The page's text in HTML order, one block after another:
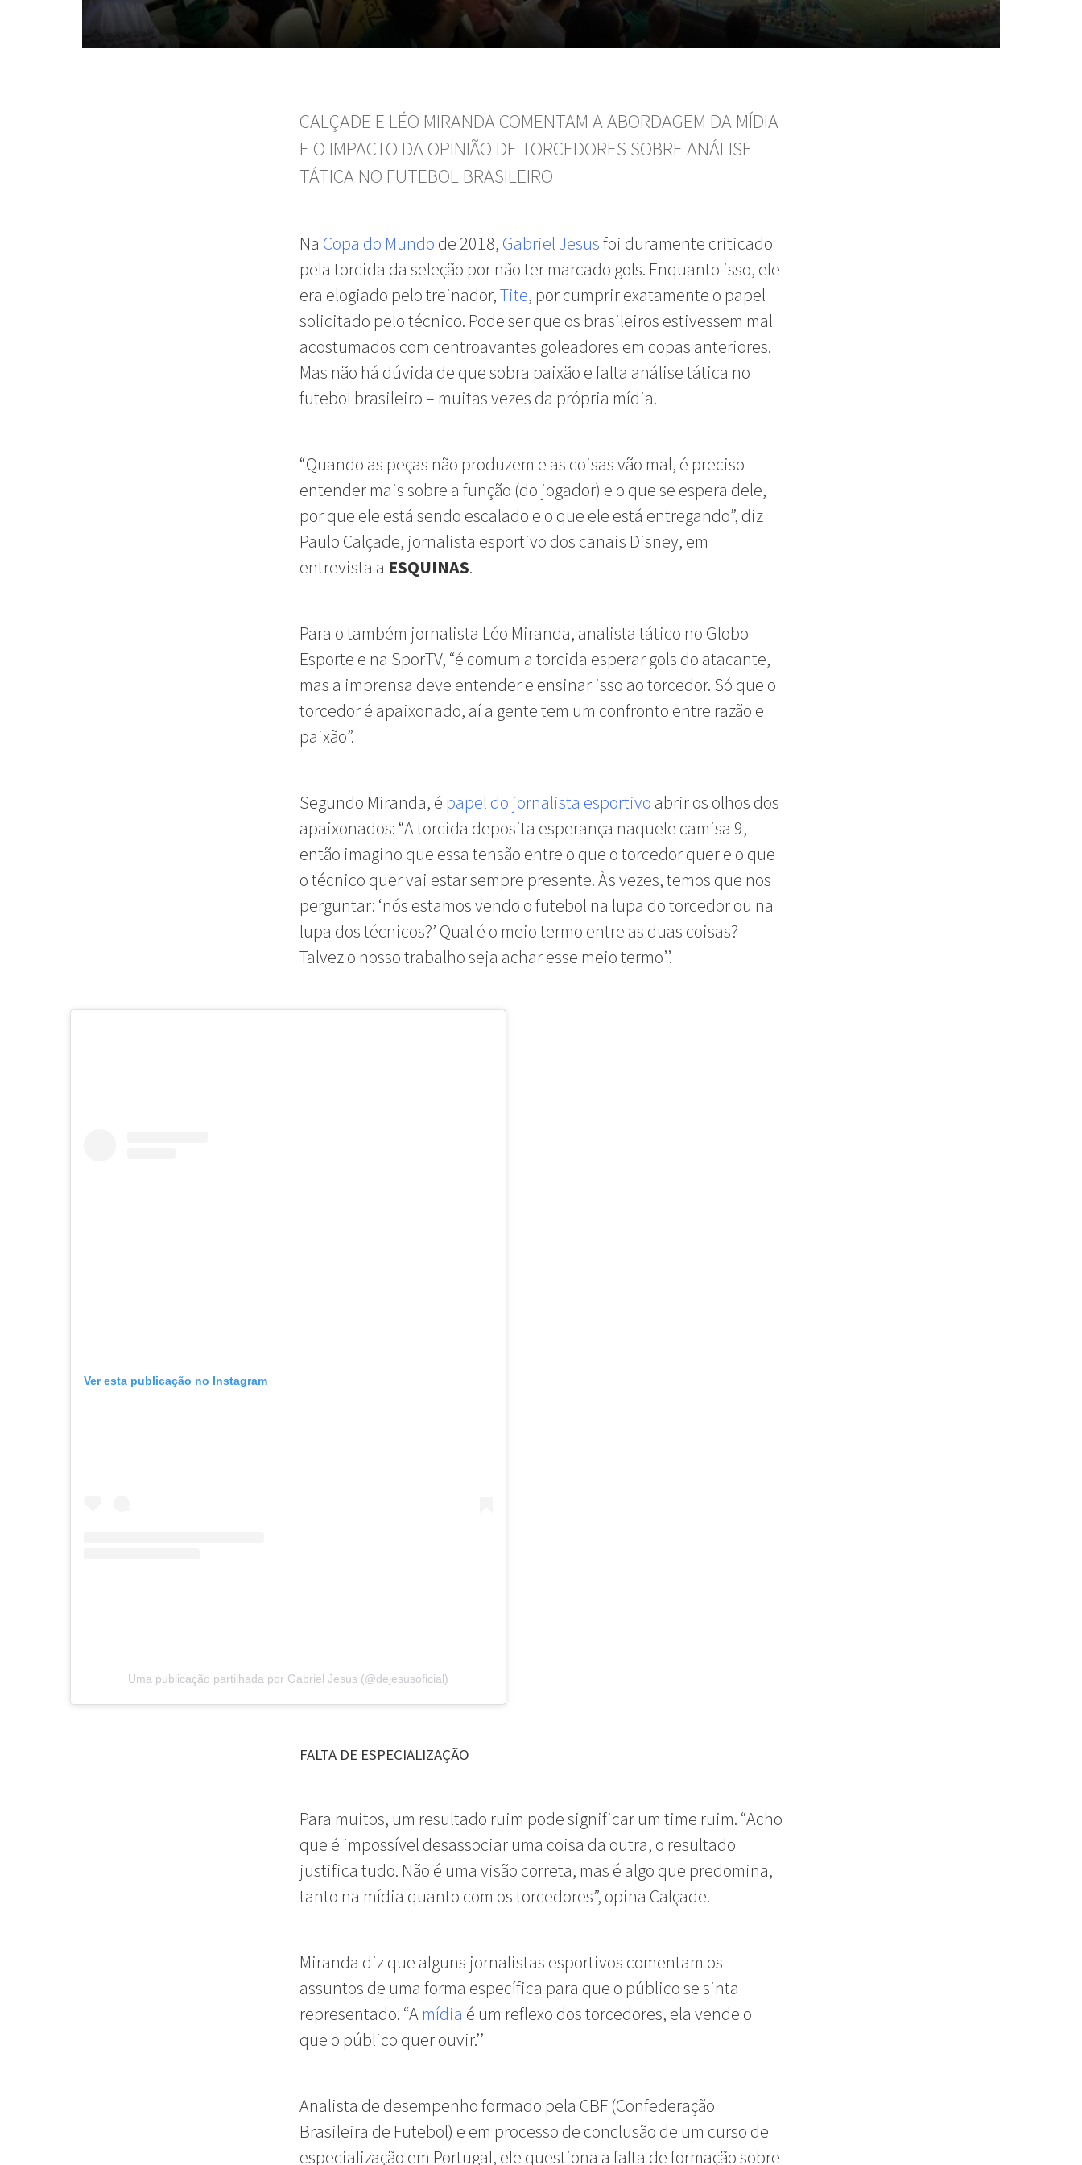
CALÇADE E LÉO MIRANDA COMENTAM A ABORDAGEM DA MÍDIA
E O IMPACTO DA OPINIÃO DE TORCEDORES SOBRE ANÁLISE
TÁTICA NO FUTEBOL BRASILEIRO
Na Copa do Mundo de 2018, Gabriel Jesusfoi duramente criticado
pela torcida da seleção por não ter marcado gols. Enquanto isso, ele
era elogiado pelo treinador,Tite, por cumprir exatamente o papel
solicitado pelo técnico. Pode ser que os brasileiros estivessem mal
acostumados com centroavantes goleadores em copas anteriores.
Mas não há dúvida de que sobra paixão e falta análise tática no
futebol brasileiro – muitas vezes da própria mídia.
“Quando as peças não produzem e as coisas vão mal, é preciso
entender mais sobre a função (do jogador) e o que se espera dele,
por que ele está sendo escalado e o que ele está entregando”, diz
Paulo Calçade, jornalista esportivo dos canais Disney, em
entrevista a ESQUINAS.
Para o também jornalista Léo Miranda, analista tático no Globo
Esporte e na SporTV, “é comum a torcida esperar gols do atacante,
mas a imprensa deve entender e ensinar isso ao torcedor. Só que o
torcedor é apaixonado, aí a gente tem um confronto entre razão e
paixão”.
Segundo Miranda, é papel do jornalista esportivo abrir os olhos dos
apaixonados: “A torcida deposita esperança naquele camisa 9,
então imagino que essa tensão entre o que o torcedor quer e o que
o técnico quer vai estar sempre presente. Às vezes, temos que nos
perguntar: ‘nós estamos vendo o futebol na lupa do torcedor ou na
lupa dos técnicos?’ Qual é o meio termo entre as duas coisas?
Talvez o nosso trabalho seja achar esse meio termo’’.
Ver esta publicação no Instagram
Uma publicação partilhada por Gabriel Jesus (@dejesusoficial)
FALTA DE ESPECIALIZAÇÃO
Para muitos, um resultado ruim pode significar um time ruim. “Acho
que é impossível desassociar uma coisa da outra, o resultado
justifica tudo. Não é uma visão correta, mas é algo que predomina,
tanto na mídia quanto com os torcedores”, opina Calçade.
Miranda diz que alguns jornalistas esportivos comentam os
assuntos de uma forma específica para que o público se sinta
representado. “A mídia é um reflexo dos torcedores, ela vende o
que o público quer ouvir.’’
Analista de desempenho formado pela CBF (Confederação
Brasileira de Futebol) e em processo de conclusão de um curso de
especialização em Portugal, ele questiona a falta de formação sobre